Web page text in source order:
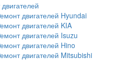
двигателей Hyundai
двигателей KIA
двигателей Isuzu
двигателей Hino
двигателей Mitsubishi